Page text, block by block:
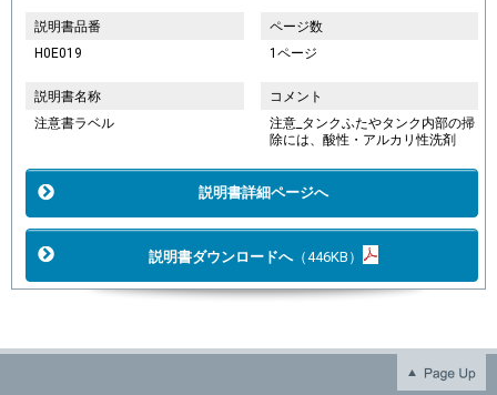
説明書品番
H0E019
ページ数
1ページ
説明書名称
注意書ラベル
コメント
注意_タンクふたやタンク内部の掃
除には、酸性・アルカリ性洗剤
説明書詳細ページへ
説明書ダウンロードへ（446KB）